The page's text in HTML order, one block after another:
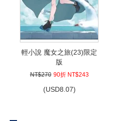
輕小說 魔女之旅(23)限定
版
NT$270 90折 NT$243
(USD8.07)